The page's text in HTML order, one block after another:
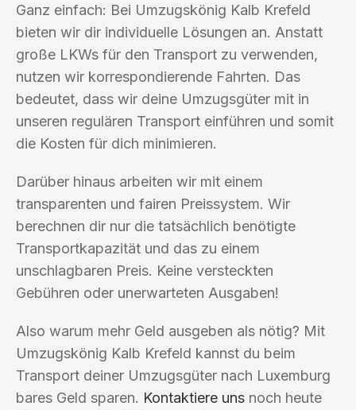
Ganz einfach: Bei Umzugskönig Kalb Krefeld
bieten wir dir individuelle Lösungen an. Anstatt
große LKWs für den Transport zu verwenden,
nutzen wir korrespondierende Fahrten. Das
bedeutet, dass wir deine Umzugsgüter mit in
unseren regulären Transport einführen und somit
die Kosten für dich minimieren.
Darüber hinaus arbeiten wir mit einem
transparenten und fairen Preissystem. Wir
berechnen dir nur die tatsächlich benötigte
Transportkapazität und das zu einem
unschlagbaren Preis. Keine versteckten
Gebühren oder unerwarteten Ausgaben!
Also warum mehr Geld ausgeben als nötig? Mit
Umzugskönig Kalb Krefeld kannst du beim
Transport deiner Umzugsgüter nach Luxemburg
bares Geld sparen. Kontaktiere uns noch heute